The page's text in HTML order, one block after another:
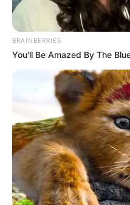
Why everything you
might be wrong
CTA LOVE
BRAINBERRIES
You'll Be Amazed By The